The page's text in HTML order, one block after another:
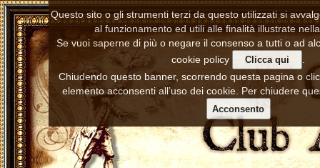
Questo sito o gli strumenti terzi da questo utilizzati si
al funzionamento ed utili alle finalità illustrate
Se vuoi saperne di più o negare il consenso a tutti o ad
cookie policy
Clicca qui
Chiudendo questo banner, scorrendo questa pagina o
elemento acconsenti all’uso dei cookie. Per chiudere
Acconsento